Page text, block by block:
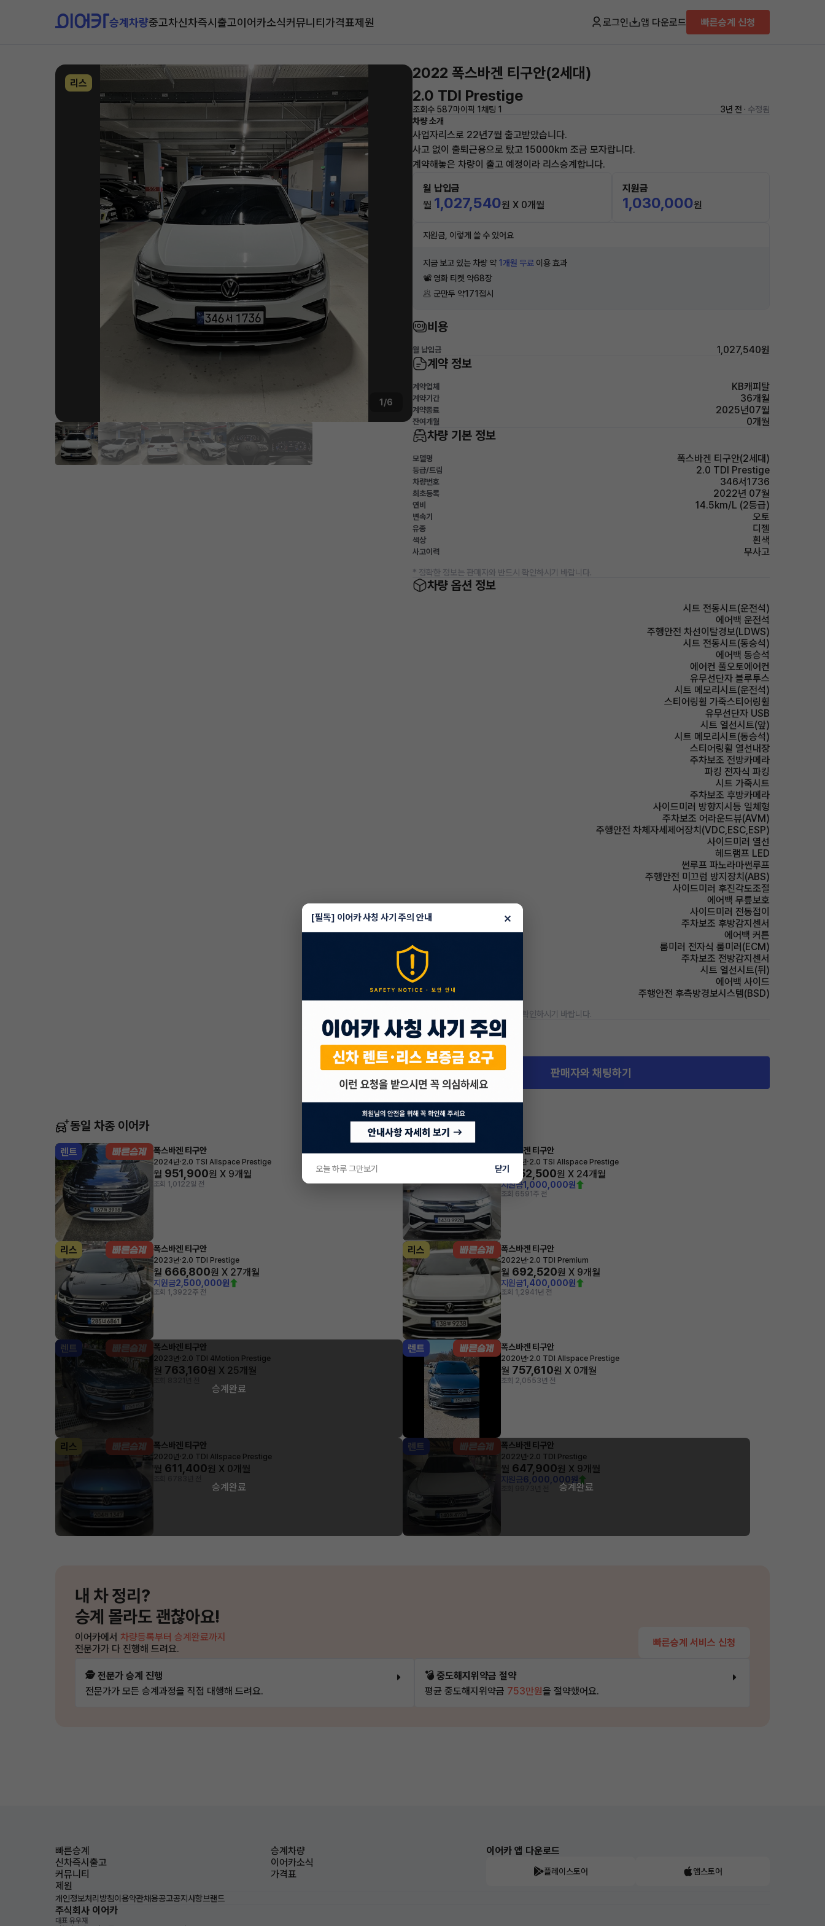
승계차량중고차신차즉시출고이어카소식커뮤니티가격표제원 로그인 앱 다운로드 빠른승계 신청
리스
1/6
2022 폭스바겐 티구안(2세대)
2.0 TDI Prestige
조회수 587마이픽 1채팅 1 3년 전 · 수정됨
차량 소개
사업자리스로 22년7월 출고받았습니다.
사고 없이 출퇴근용으로 탔고 15000km 조금 모자랍니다.
계약해놓은 차량이 출고 예정이라 리스승계합니다.
월 납입금
월 1,027,540원 X 0개월
지원금
1,030,000원
지원금, 이렇게 쓸 수 있어요
지금 보고 있는 차량 약 1개월 무료 이용 효과
📽 영화 티켓 약68장
🥟 군만두 약171접시
비용
월 납입금 1,027,540원
계약 정보
계약업체 KB캐피탈
계약기간 36개월
계약종료 2025년07월
잔여개월 0개월
차량 기본 정보
모델명 폭스바겐 티구안(2세대)
등급/트림 2.0 TDI Prestige
차량번호 346서1736
최초등록 2022년 07월
연비 14.5km/L (2등급)
변속기 오토
유종 디젤
색상 흰색
사고이력 무사고
* 정확한 정보는 판매자와 반드시 확인하시기 바랍니다.
차량 옵션 정보
시트 전동시트(운전석)
에어백 운전석
주행안전 차선이탈경보(LDWS)
시트 전동시트(동승석)
에어백 동승석
에어컨 풀오토에어컨
유무선단자 블루투스
시트 메모리시트(운전석)
스티어링휠 가죽스티어링휠
유무선단자 USB
시트 열선시트(앞)
시트 메모리시트(동승석)
스티어링휠 열선내장
주차보조 전방카메라
파킹 전자식 파킹
시트 가죽시트
주차보조 후방카메라
사이드미러 방향지시등 일체형
주차보조 어라운드뷰(AVM)
주행안전 차체자세제어장치(VDC,ESC,ESP)
사이드미러 열선
헤드램프 LED
썬루프 파노라마썬루프
주행안전 미끄럼 방지장치(ABS)
사이드미러 후진각도조절
에어백 무릎보호
사이드미러 전동접이
주차보조 후방감지센서
에어백 커튼
룸미러 전자식 룸미러(ECM)
주차보조 전방감지센서
시트 열선시트(뒤)
에어백 사이드
주행안전 후측방경보시스템(BSD)
* 정확한 정보는 판매자와 반드시 확인하시기 바랍니다.
차량 위치
서울 송파구 송파동
판매자와 채팅하기
동일 차종 이어카
렌트 폭스바겐 티구안
2024년·2.0 TSI Allspace Prestige
월 951,900원 X 9개월
조회 1,0122일 전
리스 폭스바겐 티구안
2023년·2.0 TSI Allspace Prestige
월 752,500원 X 24개월
지원금1,000,000원
조회 6591주 전
리스 폭스바겐 티구안
2023년·2.0 TDI Prestige
월 666,800원 X 27개월
지원금2,500,000원
조회 1,3922주 전
리스 폭스바겐 티구안
2022년·2.0 TDI Premium
월 692,520원 X 9개월
지원금1,400,000원
조회 1,2941년 전
렌트 폭스바겐 티구안
2023년· 2.0 TDI 4Motion Prestige
월 763,160원 X 25개월
승계완료
렌트 폭스바겐 티구안
2020년·2.0 TDI Allspace Prestige
월 757,610원 X 0개월
조회 2,0553년 전
리스 폭스바겐 티구안
2020년· 2.0 TDI Allspace Prestige
월 611,400원 X 0개월
승계완료
렌트 폭스바겐 티구안
2022년· 2.0 TDI Prestige
월 647,900원 X 9개월
지원금6,000,000원
승계완료
내 차 정리?
승계 몰라도 괜찮아요!
이어카에서 차량등록부터 승계완료까지
전문가가 다 진행해 드려요.
빠른승계 서비스 신청
🕵️ 전문가 승계 진행
전문가가 모든 승계과정을 직접 대행해 드려요.
💣 중도해지위약금 절약
평균 중도해지위약금 753만원을 절약했어요.
빠른승계
승계차량
신차즉시출고
이어카소식
커뮤니티
가격표
제원
이어카 앱 다운로드
플레이스토어 앱스토어
개인정보처리방침이용약관채용공고공지사항브랜드
주식회사 이어카
대표 유우재
[필독] 이어카 사칭 사기 주의 안내 ×
오늘 하루 그만보기 닫기